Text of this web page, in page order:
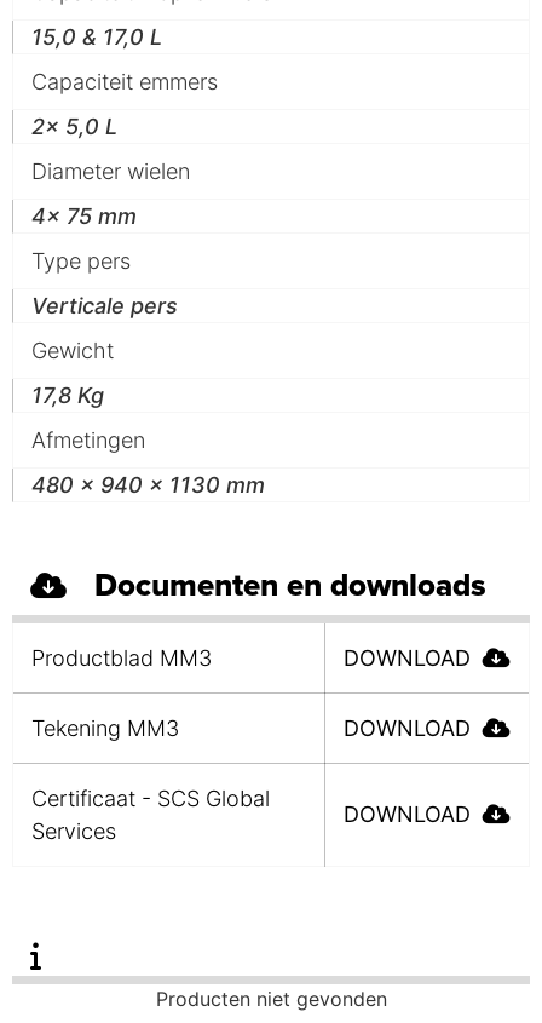
15,0 & 17,0 L
Capaciteit emmers
2x 5,0 L
Diameter wielen
4x 75 mm
Type pers
Verticale pers
Gewicht
17,8 Kg
Afmetingen
480 x 940 x 1130 mm
Documenten en downloads
Productblad MM3 DOWNLOAD
Tekening MM3 DOWNLOAD
Certificaat - SCS Global
Services
DOWNLOAD
Producten niet gevonden